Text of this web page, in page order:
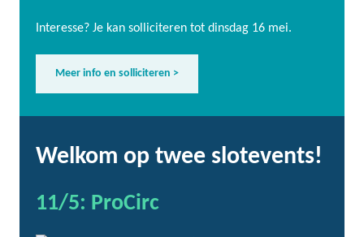
Interesse? Je kan solliciteren tot dinsdag 16 mei.
Meer info en solliciteren >
Welkom op twee slotevents!
11/5: ProCirc